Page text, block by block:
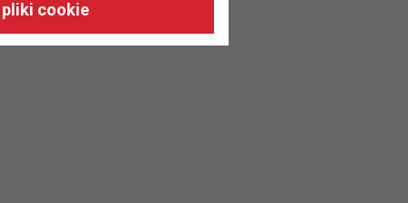
oraz do
odpowiadać Twoim
cookie